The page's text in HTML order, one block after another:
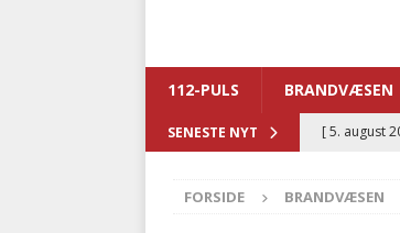
112-PULS BRANDVÆSEN
SENESTE NYT [ 5. august
[ 5. august
FORSIDE BRANDVÆSEN